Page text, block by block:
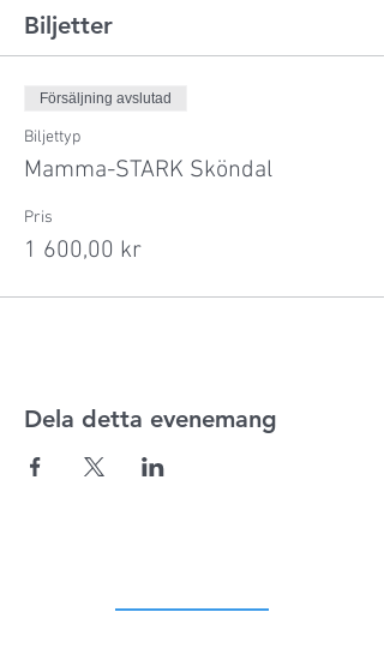
Biljetter
Försäljning avslutad
Biljettyp
Mamma-STARK Sköndal
Pris
1 600,00 kr
Dela detta evenemang